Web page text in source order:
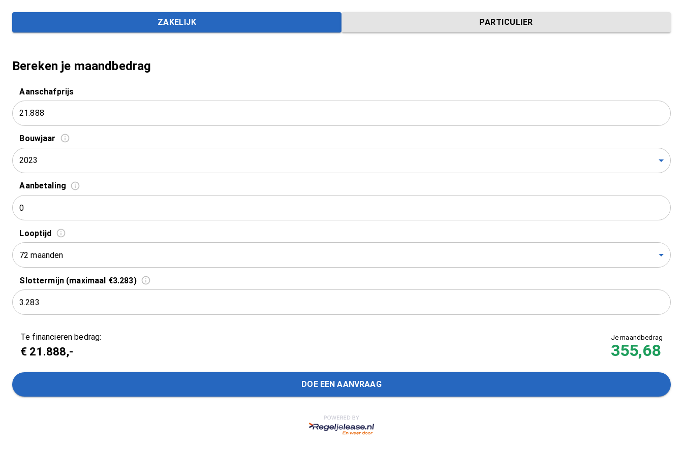
ZAKELIJK PARTICULIER
Bereken je maandbedrag
Aanschafprijs
Bouwjaar
2023
Aanbetaling
Looptijd
72 maanden
Slottermijn (maximaal €3.283)
Te financieren bedrag:
€ 21.888,-
Je maandbedrag
355,68
DOE EEN AANVRAAG